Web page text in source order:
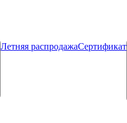
Летняя распродажаСертификат